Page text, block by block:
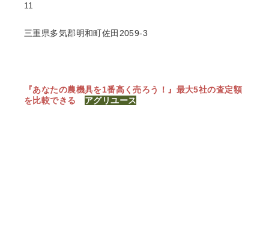
11
三重県多気郡明和町佐田2059-3
『あなたの農機具を1番高く売ろう！』 最大5社の査定額
を比較できる アグリユース